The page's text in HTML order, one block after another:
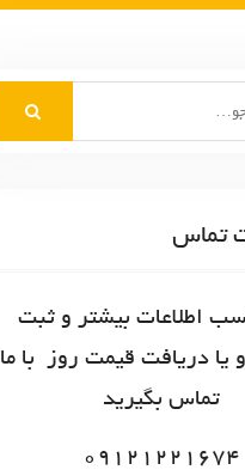
تماس
اطلاعات بیشتر و ثبت
دریافت قیمت روز با ما
تماس بگیرید
09121221674